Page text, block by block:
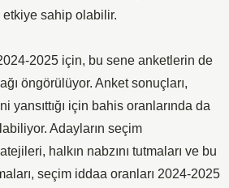
sahip olabilir.
2025 için, bu sene anketlerin de
öngörülüyor. Anket sonuçları,
yansıttığı için bahis oranlarında da
Adayların seçim
halkın nabzını tutmaları ve bu
seçim iddaa oranları 2024-2025